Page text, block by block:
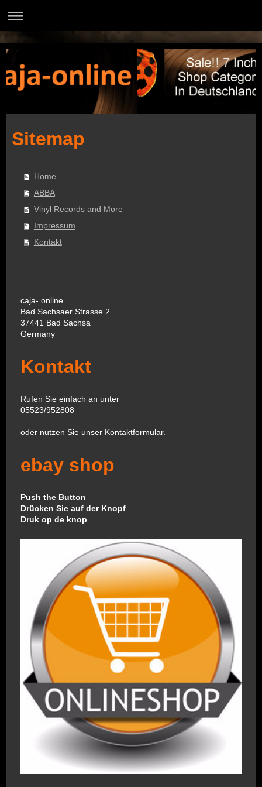
Sitemap
Home
ABBA
Vinyl Records and More
Impressum
Kontakt
caja- online
Bad Sachsaer Strasse 2
37441 Bad Sachsa
Germany
Kontakt
Rufen Sie einfach an unter
05523/952808
oder nutzen Sie unser Kontaktformular.
ebay shop
Push the Button
Drücken Sie auf der Knopf
Druk op de knop